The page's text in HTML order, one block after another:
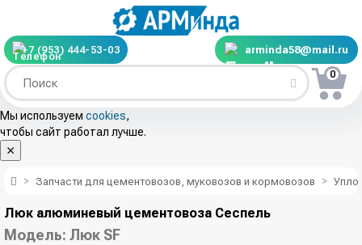
+7 (953) 444-53-03 arminda58@mail.ru
0
Мы используем cookies,
чтобы сайт работал лучше.
Запчасти для цементовозов, муковозов и кормовозов
Люк алюминевый цементовоза Сеспель
Модель: Люк SF